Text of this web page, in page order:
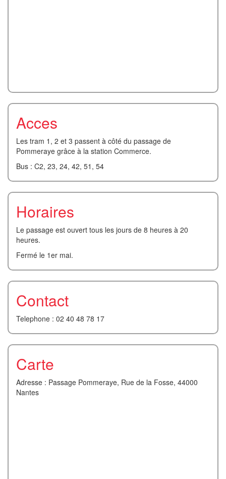
Acces
Les tram 1, 2 et 3 passent à côté du passage de
Pommeraye grâce à la station Commerce.
Bus : C2, 23, 24, 42, 51, 54
Horaires
Le passage est ouvert tous les jours de 8 heures à 20
heures.
Fermé le 1er mai.
Contact
Telephone : 02 40 48 78 17
Carte
Adresse : Passage Pommeraye, Rue de la Fosse, 44000
Nantes